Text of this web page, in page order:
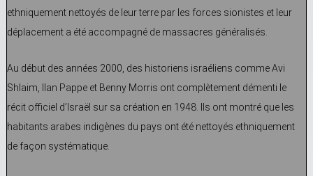
ethniquement nettoyés de leur terre par les forces sionistes et leur
déplacement a été accompagné de massacres généralisés.
Au début des années 2000, des historiens israéliens comme Avi
Shlaim, Ilan Pappe et Benny Morris ont complètement démenti le
récit officiel d’Israël sur sa création en 1948. Ils ont montré que les
habitants arabes indigènes du pays ont été nettoyés ethniquement
de façon systématique.